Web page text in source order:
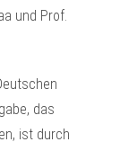
und Prof.
das
ist durch